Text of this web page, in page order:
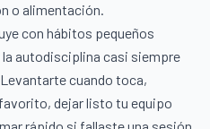
o alimentación.
con hábitos pequeños
la autodisciplina casi siempre
cuando toca,
dejar listo tu equipo